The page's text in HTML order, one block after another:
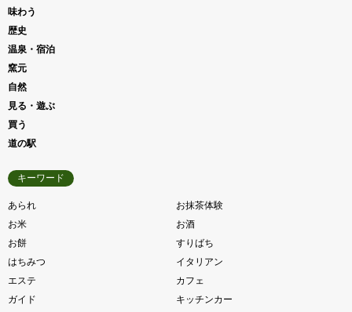
味わう
歴史
温泉・宿泊
窯元
自然
見る・遊ぶ
買う
道の駅
キーワード
あられ
お抹茶体験
お米
お酒
お餅
すりばち
はちみつ
イタリアン
エステ
カフェ
ガイド
キッチンカー